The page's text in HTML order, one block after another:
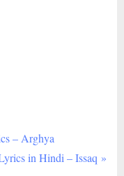
– Arghya
in Hindi – Issaq